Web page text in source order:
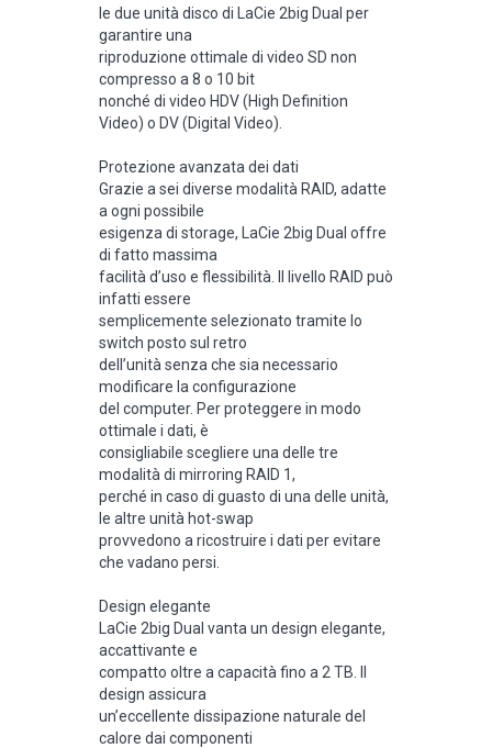
le due unità disco di LaCie 2big Dual per
garantire una
riproduzione ottimale di video SD non
compresso a 8 o 10 bit
nonché di video HDV (High Definition
Video) o DV (Digital Video).
Protezione avanzata dei dati
Grazie a sei diverse modalità RAID, adatte
a ogni possibile
esigenza di storage, LaCie 2big Dual offre
di fatto massima
facilità d’uso e flessibilità. Il livello RAID può
infatti essere
semplicemente selezionato tramite lo
switch posto sul retro
dell’unità senza che sia necessario
modificare la configurazione
del computer. Per proteggere in modo
ottimale i dati, è
consigliabile scegliere una delle tre
modalità di mirroring RAID 1,
perché in caso di guasto di una delle unità,
le altre unità hot-swap
provvedono a ricostruire i dati per evitare
che vadano persi.
Design elegante
LaCie 2big Dual vanta un design elegante,
accattivante e
compatto oltre a capacità fino a 2 TB. Il
design assicura
un’eccellente dissipazione naturale del
calore dai componenti